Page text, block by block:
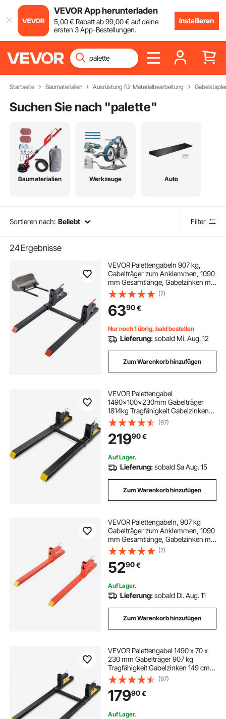
VEVOR App herunterladen
5,00€ Rabatt ab99,00€ auf deine
ersten 3 App-Bestellungen.
installieren
Startseite Baumaterialien Ausrüstung für Materialbearbeitung
Suchen Sie nach "palette"
Baumaterialien Werkzeuge Auto
Sortieren nach: Beliebt Filter
24Ergebnisse
VEVOR Palettengabeln 907 kg,
Gabelträger zum Anklemmen, 1090
mm Gesamtlänge, Gabelzinken mit
verstellbarer Stabilisatorstange für
Traktoranbaugeräte, Ladeschaufel
und Kompaktlader, Schwarz
(7)
6390€
Nur noch 1 übrig, bald bestellen
Lieferung:sobald Mi. Aug. 12
Zum Warenkorb hinzufügen
VEVOR Palettengabel
1490x100x230mm Gabelträger
1814kg Tragfähigkeit Gabelzinken
149cm Gesamtlänge mit 109,2cm-
Gabelblatt Gabelstapler 495-
915mm Einstellbar
Gabelstaplerzinken Frontlader
Palettenrahmen
(97)
21990€
Auf Lager.
Lieferung:sobald Sa Aug. 15
Zum Warenkorb hinzufügen
VEVOR Palettengabeln, 907 kg
Gabelträger zum Anklemmen, 1090
mm Gesamtlänge, Gabelzinken mit
Schnellbefestigung, kompatibel mit
Traktoranbaugeräten, Ladeschaufel
und Kompaktlader, Orange
(7)
5290€
Auf Lager.
Lieferung:sobald Di. Aug. 11
Zum Warenkorb hinzufügen
VEVOR Palettengabel 1490 x 70 x
230 mm Gabelträger 907 kg
Tragfähigkeit Gabelzinken 149 cm
Gesamtlänge mit 109,2 cm-
Gabelblatt Gabelstapler 495-915
mm
(97)
17990€
Auf Lager.